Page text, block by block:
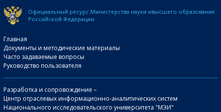
Официальный ресурс Министерства науки ивысшего образования
Российской Федерации
Главная
Документы и методические материалы
Часто задаваемые вопросы
Руководство пользователя
Разработка и сопровождение –
Центр отраслевых информационно-аналитических систем
Национального исследовательского университета "МЭИ"